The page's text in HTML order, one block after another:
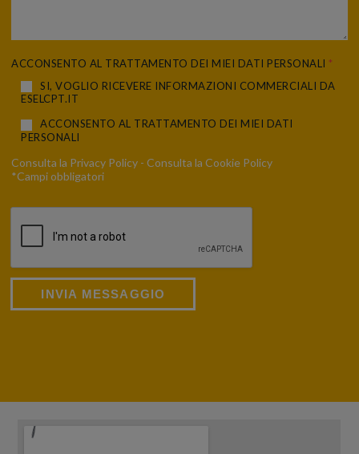
ACCONSENTO AL TRATTAMENTO DEI MIEI DATI PERSONALI *
SI, VOGLIO RICEVERE INFORMAZIONI COMMERCIALI DA
ESELCPT.IT
ACCONSENTO AL TRATTAMENTO DEI MIEI DATI
PERSONALI
Consulta la Privacy Policy - Consulta laCookie Policy
*Campi obbligatori
INVIA MESSAGGIO